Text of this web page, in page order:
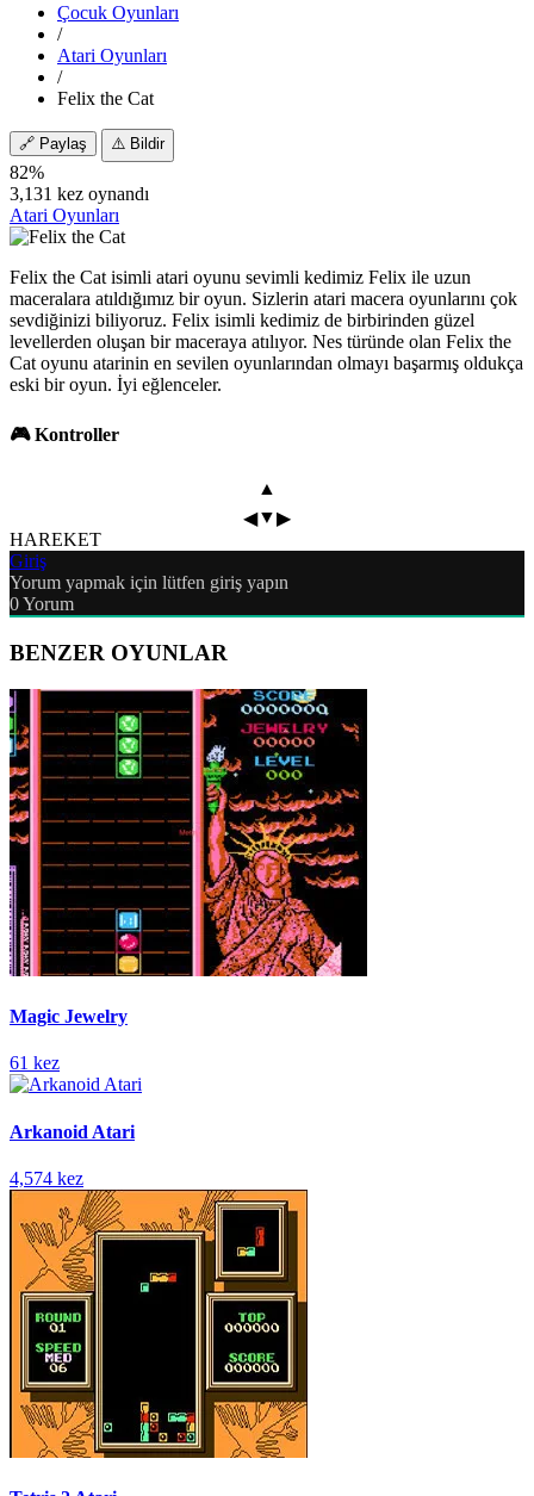
Çocuk Oyunları
/
Atari Oyunları
/
Felix the Cat
🔗 Paylaş ⚠️ Bildir
82%
3,131 kez oynandı
Atari Oyunları
Felix the Cat isimli atari oyunu sevimli kedimiz Felix ile uzun
maceralara atıldığımız bir oyun. Sizlerin atari macera oyunlarını çok
sevdiğinizi biliyoruz. Felix isimli kedimiz de birbirinden güzel
levellerden oluşan bir maceraya atılıyor. Nes türünde olan Felix the
Cat oyunu atarinin en sevilen oyunlarından olmayı başarmış oldukça
eski bir oyun. İyi eğlenceler.
🎮 Kontroller
▲
◀▼▶
HAREKET
Giriş
Yorum yapmak için lütfen giriş yapın
0Yorum
BENZER OYUNLAR
Magic Jewelry
61 kez
Arkanoid Atari
4,574 kez